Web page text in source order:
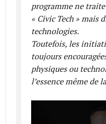
programme ne
« Civic Tech » mais
technologies.
Toutefois, les
toujours
physiques ou
l’essence même de